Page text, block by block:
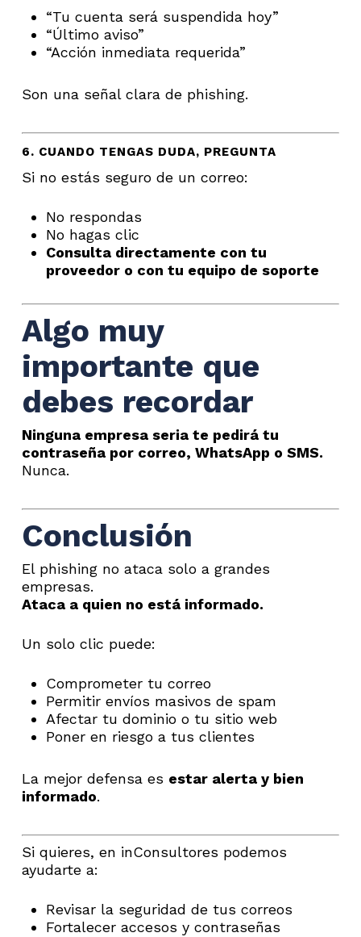
“Tu cuenta será suspendida hoy”
“Último aviso”
“Acción inmediata requerida”
Son una señal clara de phishing.
6. CUANDO TENGAS DUDA, PREGUNTA
Si no estás seguro de un correo:
No respondas
No hagas clic
Consulta directamente con tu
proveedor o con tu equipo de soporte
Algo muy
importante que
debes recordar
Ninguna empresa seria te pedirá tu
contraseña por correo, WhatsApp o SMS.
Nunca.
Conclusión
El phishing no ataca solo a grandes
empresas.
Ataca a quien no está informado.
Un solo clic puede:
Comprometer tu correo
Permitir envíos masivos de spam
Afectar tu dominio o tu sitio web
Poner en riesgo a tus clientes
La mejor defensa es estar alerta y bien
informado.
Si quieres, en inConsultores podemos
ayudarte a:
Revisar la seguridad de tus correos
Fortalecer accesos y contraseñas